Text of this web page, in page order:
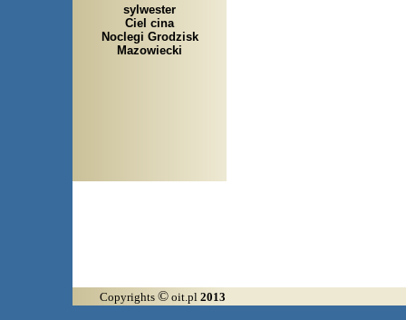
sylwester
Ciel cina
Noclegi Grodzisk
Mazowiecki
Copyrights © oit.pl 2013